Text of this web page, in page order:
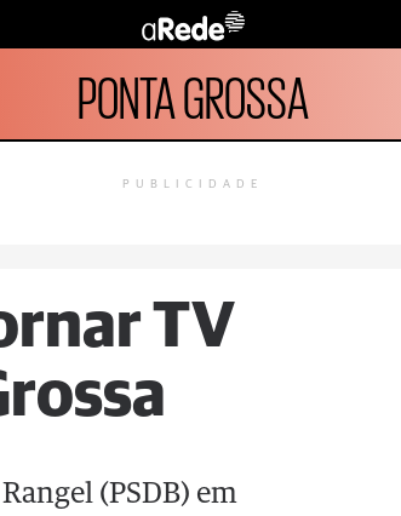
PONTA GROSSA
PUBLICIDADE
TV
(PSDB) em